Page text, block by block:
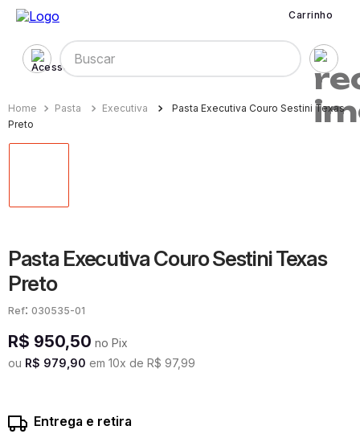
Carrinho
Buscar
Pasta Executiva
Pasta Executiva Couro Sestini Texas
Preto
Pasta Executiva Couro Sestini Texas
Preto
: 030535-01
R$ 950,50 no Pix
ou R$ 979 90 em 10x de R$ 97,99
Entrega e retira